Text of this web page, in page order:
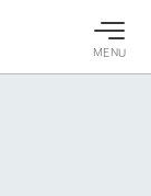
MENU